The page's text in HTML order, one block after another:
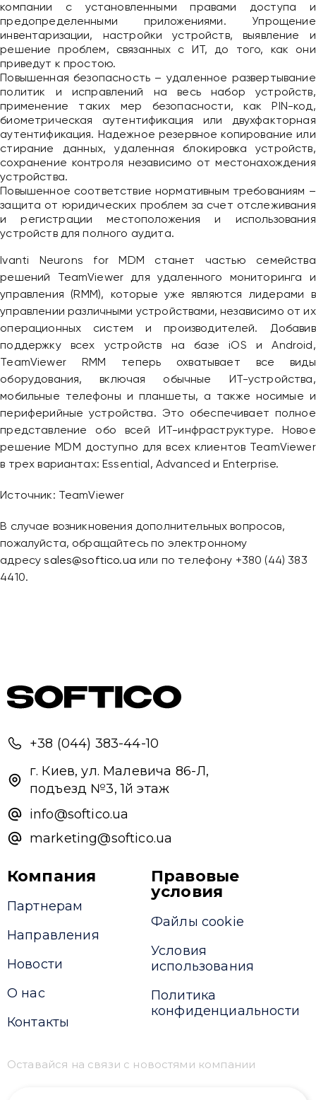
компании с установленными правами доступа и
предопределенными приложениями. Упрощение
инвентаризации, настройки устройств, выявление и
решение проблем, связанных с ИТ, до того, как они
приведут к простою.
Повышенная безопасность – удаленное развертывание
политик и исправлений на весь набор устройств,
применение таких мер безопасности, как PIN-код,
биометрическая аутентификация или двухфакторная
аутентификация. Надежное резервное копирование или
стирание данных, удаленная блокировка устройств,
сохранение контроля независимо от местонахождения
устройства.
Повышенное соответствие нормативным требованиям –
защита от юридических проблем за счет отслеживания
и регистрации местоположения и использования
устройств для полного аудита.
Ivanti Neurons for MDM станет частью семейства
решений TeamViewer для удаленного мониторинга и
управления (RMM), которые уже являются лидерами в
управлении различными устройствами, независимо от их
операционных систем и производителей. Добавив
поддержку всех устройств на базе iOS и Android,
TeamViewer RMM теперь охватывает все виды
оборудования, включая обычные ИТ-устройства,
мобильные телефоны и планшеты, а также носимые и
периферийные устройства. Это обеспечивает полное
представление обо всей ИТ-инфраструктуре. Новое
решение MDM доступно для всех клиентов TeamViewer
в трех вариантах: Essential, Advanced и Enterprise.
Источник: TeamViewer
В случае возникновения дополнительных вопросов,
пожалуйста, обращайтесь по электронному
адресуsales@softico.ua или по телефону +380 (44) 383
4410.
+38 (044) 383-44-10
г. Киев, ул. Малевича 86-Л,
подъезд №3, 1й этаж
info@softico.ua
marketing@softico.ua
Компания
Партнерам
Направления
Новости
О нас
Контакты
Правовые
условия
Файлы cookie
Условия
использования
Политика
конфиденциальности
Оставайся на связи с новостями компании
Привіт 👋, чим тобі допомогти?
Ми зазвичай відповідаємо дуже швидко
Надіслати повідомлення